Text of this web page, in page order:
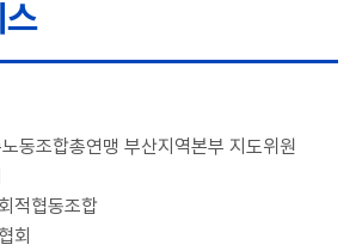
동조합총연맹 부산지역본부 지도위원
적협동조합
회